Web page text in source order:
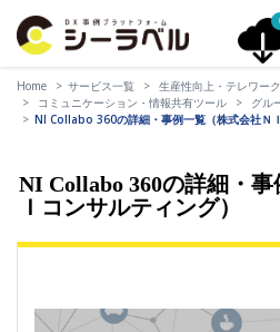
Home サービス一覧
生産性向上・テレワーク
コミュニケーション・情報共有ツール
グル
NI Collabo 360の詳細・事例一覧（株式会社Ｎ
NI Collabo 360の詳細・事
Ｉコンサルティング）